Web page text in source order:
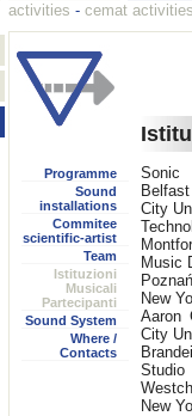
activities - cemat
Programme
Sound
installations
Commitee
scientific-artist
Team
Istituzioni
Musicali
Partecipanti
Sound System
Where /
Contacts
Sonic
Belfast
City
Music
New
Aaron
City
Studio
New